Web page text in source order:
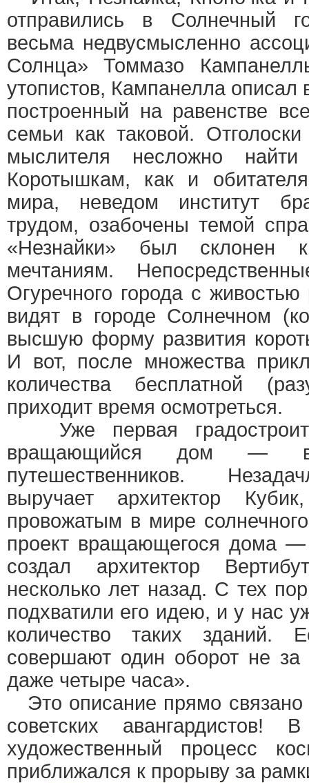
отправились в Солнечный
весьма недвусмысленно
Солнца» Томмазо
утопистов, Кампанелла описал
построенный на равенстве
семьи как таковой.
мыслителя несложно
Коротышкам, как и
мира, неведом институт
трудом, озабочены темой
«Незнайки» был склонен к
мечтаниям.
Огуречного города с
видят в городе Солнечном
высшую форму развития
И вот, после множества
количества бесплатной
приходит время осмотреться.
Уже первая
вращающийся дом —
путешественников.
выручает архитектор
провожатым в мире
проект вращающегося дома
создал архитектор
несколько лет назад. С тех
подхватили его идею, и у нас
количество таких зданий.
совершают один оборот не
даже четыре часа».
Это описание прямо связано
советских
художественный процесс
приближался к прорыву за